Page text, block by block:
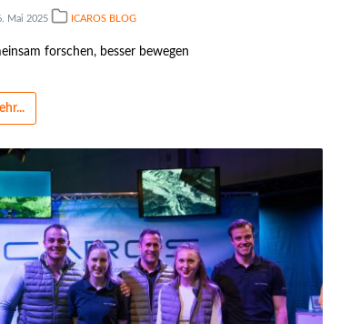
Mai 2025 ICAROS BLOG
forschen, besser bewegen